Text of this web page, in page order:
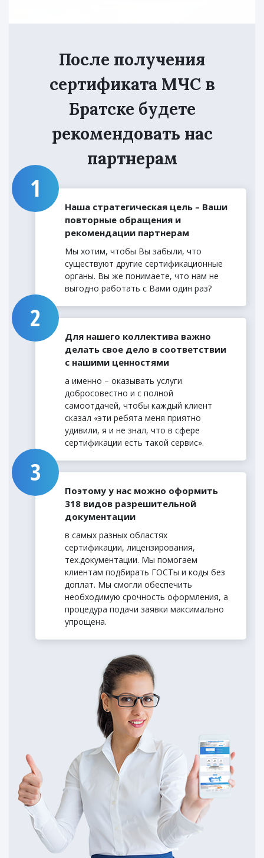
После получения
сертификата МЧС в
Братске будете
рекомендовать нас
партнерам
Наша стратегическая цель – Ваши
повторные обращения и
рекомендации партнерам
Мы хотим, чтобы Вы забыли, что
существуют другие сертификационные
органы. Вы же понимаете, что нам не
выгодно работать с Вами один раз?
Для нашего коллектива важно
делать свое дело в соответствии
с нашими ценностями
а именно – оказывать услуги
добросовестно и с полной
самоотдачей, чтобы каждый клиент
сказал «эти ребята меня приятно
удивили, я и не знал, что в сфере
сертификации есть такой сервис».
Поэтому у нас можно оформить
318 видов разрешительной
документации
в самых разных областях
сертификации, лицензирования,
тех.документации. Мы помогаем
клиентам подбирать ГОСТы и коды без
доплат. Мы смогли обеспечить
необходимую срочность оформления, а
процедура подачи заявки максимально
упрощена.